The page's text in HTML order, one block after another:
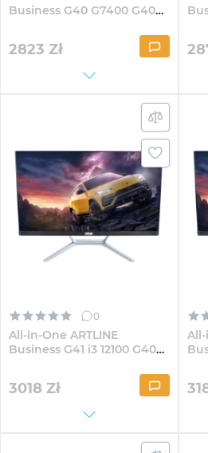
Business G40 G7400 G40W
2823 Zł
0
All-in-One ARTLINE
Business G41 i3 12100 G40
3018 Zł
All-